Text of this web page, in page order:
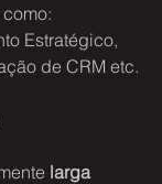
Estratégico,
de CRM etc.
larga